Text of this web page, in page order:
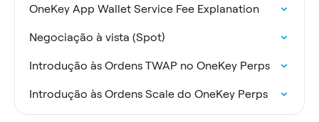
OneKey App Wallet Service Fee Explanation
Negociação à vista (Spot)
Introdução às Ordens TWAP no OneKey Perps
Introdução às Ordens Scale do OneKey Perps